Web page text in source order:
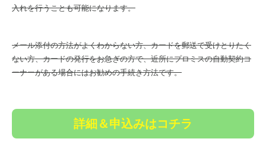
入れを行うことも可能になります。
メール添付の方法がよくわからない方、カードを郵送で受けとりたく
ない方、カードの発行をお急ぎの方で、近所にプロミスの自動契約コ
ーナーがある場合にはお勧めの手続き方法です。
詳細＆申込みはコチラ